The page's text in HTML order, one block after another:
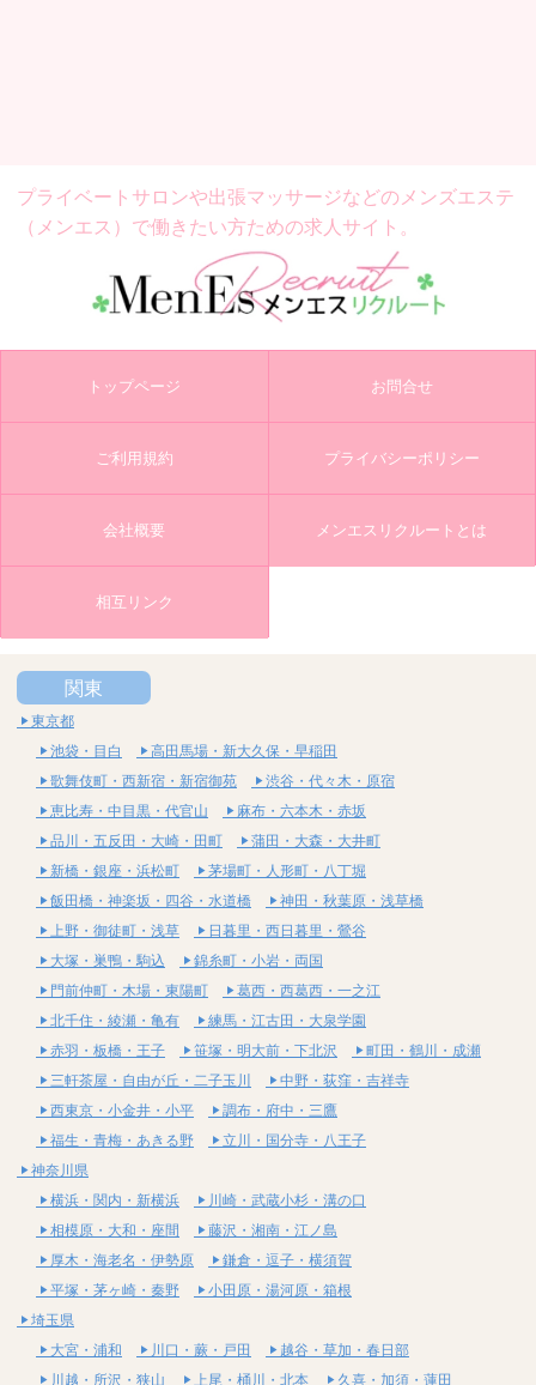
プライベートサロンや出張マッサージなどの メンズエステ
（メンエス）で働きたい方ための求人サイト。
トップページ お問合せ
ご利用規約 プライバシーポリシー
会社概要 メンエスリクルートとは
相互リンク
関東
東京都
池袋・目白
高田馬場・新大久保・早稲田
歌舞伎町・西新宿・新宿御苑
渋谷・代々木・原宿
恵比寿・中目黒・代官山
麻布・六本木・赤坂
品川・五反田・大崎・田町
蒲田・大森・大井町
新橋・銀座・浜松町
茅場町・人形町・八丁堀
飯田橋・神楽坂・四谷・水道橋
神田・秋葉原・浅草橋
上野・御徒町・浅草
日暮里・西日暮里・鶯谷
大塚・巣鴨・駒込
錦糸町・小岩・両国
門前仲町・木場・東陽町
葛西・西葛西・一之江
北千住・綾瀬・亀有
練馬・江古田・大泉学園
赤羽・板橋・王子
笹塚・明大前・下北沢
町田・鶴川・成瀬
三軒茶屋・自由が丘・二子玉川
中野・荻窪・吉祥寺
西東京・小金井・小平
調布・府中・三鷹
福生・青梅・あきる野
立川・国分寺・八王子
神奈川県
横浜・関内・新横浜
川崎・武蔵小杉・溝の口
相模原・大和・座間
藤沢・湘南・江ノ島
厚木・海老名・伊勢原
鎌倉・逗子・横須賀
平塚・茅ヶ崎・秦野
小田原・湯河原・箱根
埼玉県
大宮・浦和
川口・蕨・戸田
越谷・草加・春日部
川越・所沢・狭山
上尾・桶川・北本 久喜・加須・蓮田